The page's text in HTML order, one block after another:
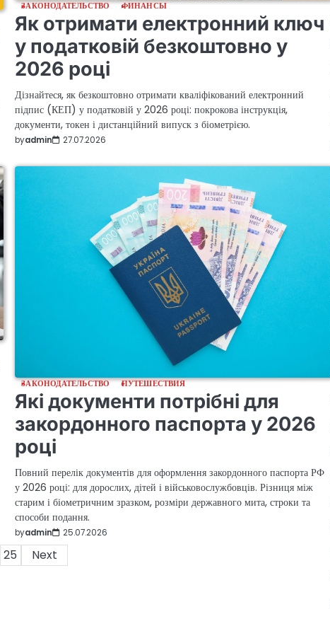
ЗАКОНОДАТЕЛЬСТВО ФИНАНСЫ
Як отримати електронний ключ
у податковій безкоштовно у
2026 році
Дізнайтеся, як безкоштовно отримати кваліфікований електронний
підпис (КЕП) у податковій у 2026 році: покрокова інструкція,
документи, токен і дистанційний випуск з біометрією.
byadmin 27.07.2026
ЗАКОНОДАТЕЛЬСТВО ПУТЕШЕСТВИЯ
Які документи потрібні для
закордонного паспорта у 2026
році
Повний перелік документів для оформлення закордонного паспорта РФ
у 2026 році: для дорослих, дітей і військовослужбовців. Різниця між
старим і біометричним зразком, розміри державного мита, строки та
способи подання.
byadmin 25.07.2026
25 Next